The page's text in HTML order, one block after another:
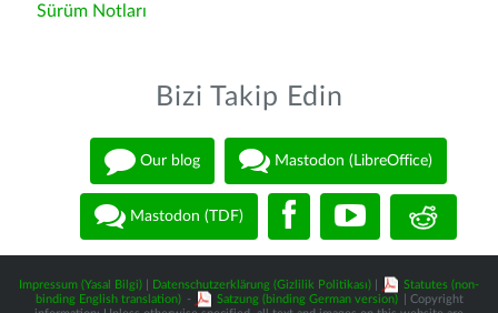
Sürüm Notları
Bizi Takip Edin
Our blog Mastodon (LibreOffice)
Mastodon (TDF)
Impressum (Yasal Bilgi) Datenschutzerklärung (Gizlilik Politikası)
Statutes (non-
binding English translation) - Satzung (binding German version)
| Copyright